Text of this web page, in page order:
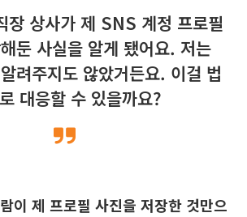
장 상사가 제 SNS 계정 프로필
둔 사실을 알게 됐어요. 저는
려주지도 않았거든요. 이걸 법
대응할 수 있을까요?
이 제 프로필 사진을 저장한 것만으